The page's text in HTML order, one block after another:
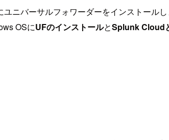
ニバーサルフォワーダーをインストールし
OSにUFのインストールとSplunk Cloud